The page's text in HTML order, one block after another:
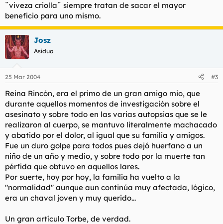
¨viveza criolla¨ siempre tratan de sacar el mayor
beneficio para uno mismo.
Josz
Asiduo
25 Mar 2004 #3
Reina Rincón, era el primo de un gran amigo mio, que
durante aquellos momentos de investigación sobre el
asesinato y sobre todo en las varias autopsias que se le
realizaron al cuerpo, se mantuvo literalmente machacado
y abatido por el dolor, al igual que su familia y amigos.
Fue un duro golpe para todos pues dejó huerfano a un
niño de un año y medio, y sobre todo por la muerte tan
pérfida que obtuvo en aquellos lares.
Por suerte, hoy por hoy, la familia ha vuelto a la
"normalidad" aunque aun continúa muy afectada, lógico,
era un chaval joven y muy querido...
Un gran artículo Torbe, de verdad.